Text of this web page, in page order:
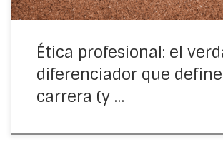
Ética profesional: el
diferenciador que
carrera (y …